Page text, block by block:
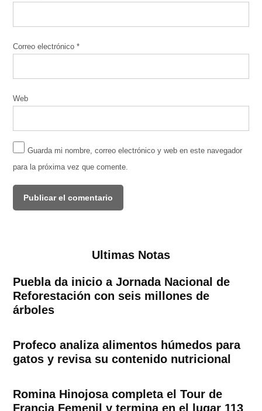
Correo electrónico*
Web
Guarda mi nombre, correo electrónico y web en este navegador
para la próxima vez que comente.
Ultimas Notas
Puebla da inicio a Jornada Nacional de
Reforestación con seis millones de
árboles
Profeco analiza alimentos húmedos para
gatos y revisa su contenido nutricional
Romina Hinojosa completa el Tour de
Francia Femenil y termina en el lugar 113